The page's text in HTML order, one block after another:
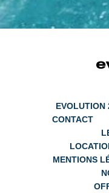
EVOLUTION
CONTACT
MENTIONS